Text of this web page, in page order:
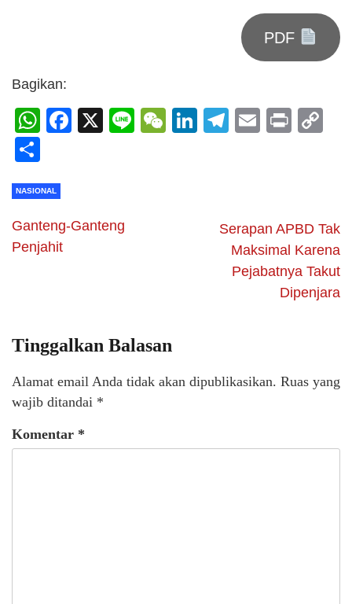
PDF
Bagikan:
WhatsApp
Facebook
X LineWeChat
LinkedIn
Telegram
Email
Print
NASIONAL
Ganteng-Ganteng
Penjahit
Serapan APBD Tak
Maksimal Karena
Pejabatnya Takut
Dipenjara
Tinggalkan Balasan
Alamat email Anda tidak akan dipublikasikan. Ruas yang
wajib ditandai *
Komentar *